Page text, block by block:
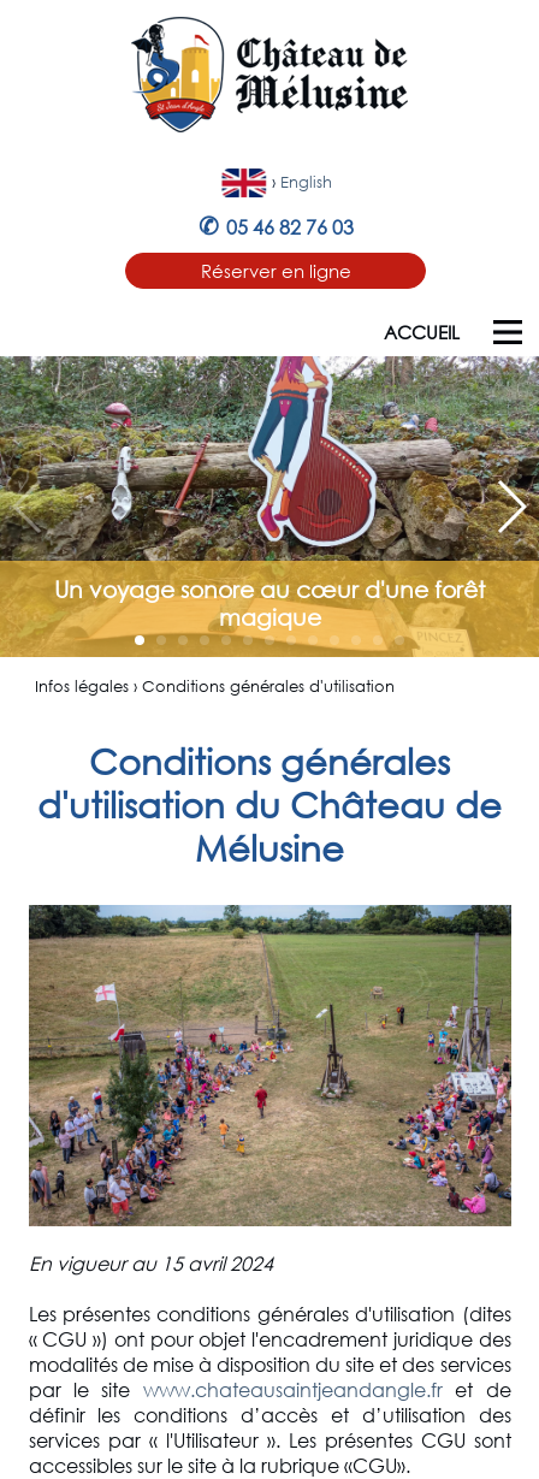
› English
✆ 05 46 82 76 03
Réserver en ligne
ACCUEIL
Un voyage sonore au cœur d'une forêt
magique
Infos légales › Conditions générales d'utilisation
Conditions générales
d'utilisation du Château de
Mélusine
En vigueur au 15 avril 2024
Les présentes conditions générales d'utilisation (dites
« CGU ») ont pour objet l'encadrement juridique des
modalités de mise à disposition du site et des services
par le site www.chateausaintjeandangle.fret de
définir les conditions d’accès et d’utilisation des
services par « l'Utilisateur ». Les présentes CGU sont
accessibles sur le site à la rubrique «CGU».